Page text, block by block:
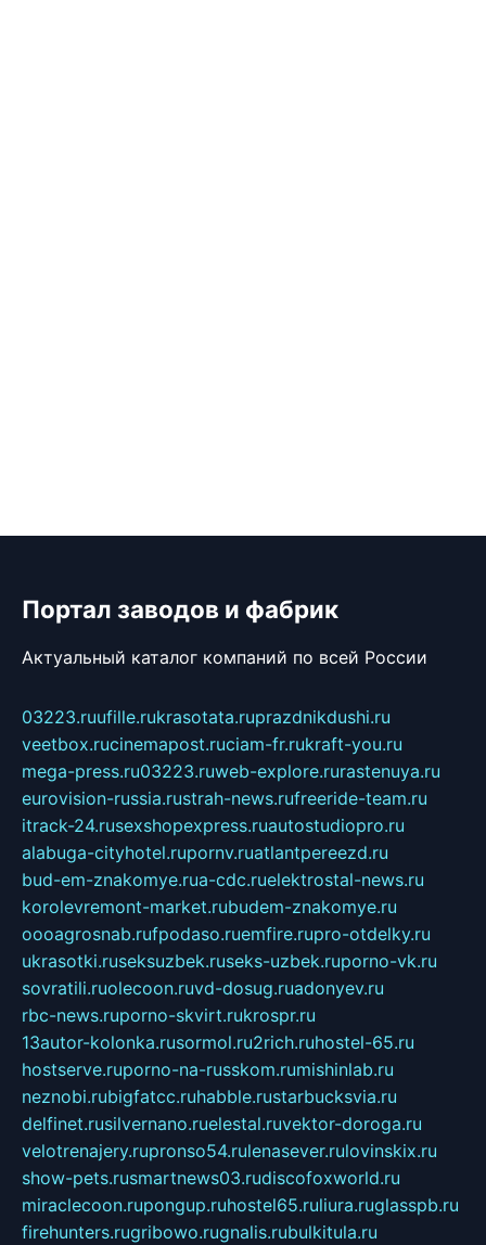
Портал заводов и фабрик
Актуальный каталог компаний по всей России
03223.ruufille.rukrasotata.ruprazdnikdushi.ru
veetbox.rucinemapost.ruciam-fr.rukraft-you.ru
mega-press.ru03223.ruweb-explore.rurastenuya.ru
eurovision-russia.rustrah-news.rufreeride-team.ru
itrack-24.rusexshopexpress.ruautostudiopro.ru
alabuga-cityhotel.rupornv.ruatlantpereezd.ru
bud-em-znakomye.rua-cdc.ruelektrostal-news.ru
korolevremont-market.rubudem-znakomye.ru
oooagrosnab.rufpodaso.ruemfire.rupro-otdelky.ru
ukrasotki.ruseksuzbek.ruseks-uzbek.ruporno-vk.ru
sovratili.ruolecoon.ruvd-dosug.ruadonyev.ru
rbc-news.ruporno-skvirt.rukrospr.ru
13autor-kolonka.rusormol.ru2rich.ruhostel-65.ru
hostserve.ruporno-na-russkom.rumishinlab.ru
neznobi.rubigfatcc.ruhabble.rustarbucksvia.ru
delfinet.rusilvernano.ruelestal.ruvektor-doroga.ru
velotrenajery.rupronso54.rulenasever.rulovinskix.ru
show-pets.rusmartnews03.rudiscofoxworld.ru
miraclecoon.rupongup.ruhostel65.ruliura.ruglasspb.ru
firehunters.rugribowo.rugnalis.rubulkitula.ru